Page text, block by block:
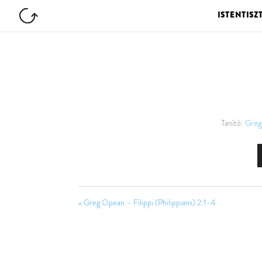
Tanító:
« Greg Opean – Filippi (Philippians) 2:1-4